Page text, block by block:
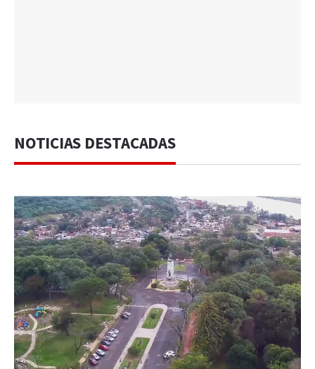
NOTICIAS DESTACADAS